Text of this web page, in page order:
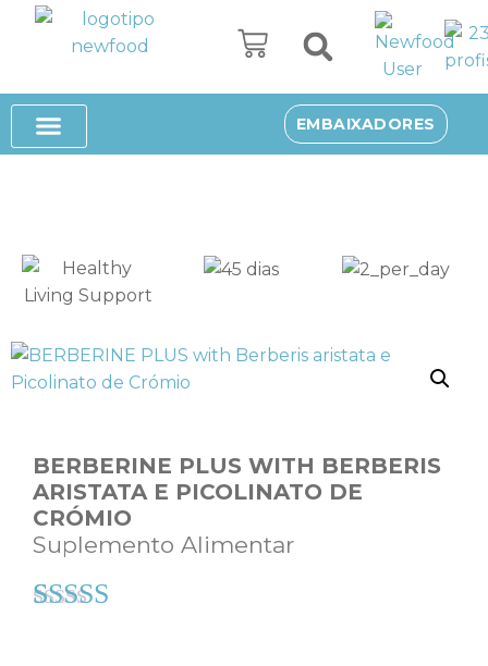
Avançar
conteúdo
EMBAIXADORES
BERBERINE PLUS WITH BERBERIS
ARISTATA E PICOLINATO DE
CRÓMIO
Suplemento Alimentar